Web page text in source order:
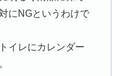
にNGというわけで
イレにカレンダー